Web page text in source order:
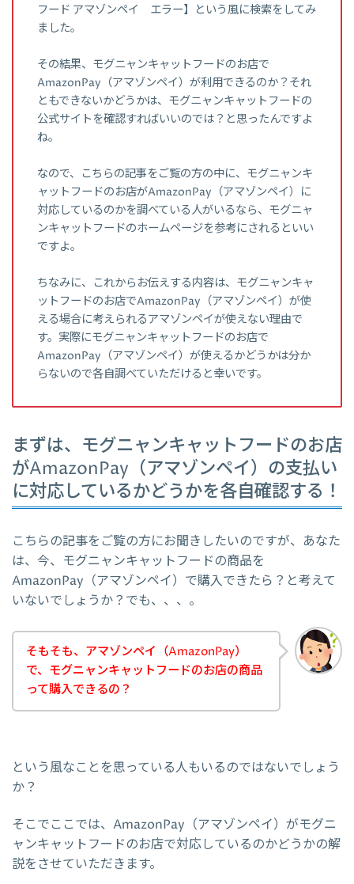
フード アマゾンペイ エラー】という風に検索をしてみ
ました。
その結果、モグニャンキャットフードのお店で
AmazonPay（アマゾンペイ）が利用できるのか？それ
ともできないかどうかは、モグニャンキャットフードの
公式サイトを確認すればいいのでは？と思ったんですよ
ね。
なので、こちらの記事をご覧の方の中に、モグニャンキ
ャットフードのお店がAmazonPay（アマゾンペイ）に
対応しているのかを調べている人がいるなら、モグニャ
ンキャットフードのホームページを参考にされるといい
ですよ。
ちなみに、これからお伝えする内容は、モグニャンキャ
ットフードのお店でAmazonPay（アマゾンペイ）が使
える場合に考えられるアマゾンペイが使えない理由で
す。実際にモグニャンキャットフードのお店で
AmazonPay（アマゾンペイ）が使えるかどうかは分か
らないので各自調べていただけると幸いです。
まずは、モグニャンキャットフードのお店
がAmazonPay（アマゾンペイ）の支払い
に対応しているかどうかを各自確認する！
こちらの記事をご覧の方にお聞きしたいのですが、あなた
は、今、モグニャンキャットフードの商品を
AmazonPay（アマゾンペイ）で購入できたら？と考えて
いないでしょうか？でも、、、。
そもそも、アマゾンペイ（AmazonPay）
で、モグニャンキャットフードのお店の商品
って購入できるの？
という風なことを思っている人もいるのではないでしょう
か？
そこでここでは、AmazonPay（アマゾンペイ）がモグニ
ャンキャットフードのお店で対応しているのかどうかの解
説をさせていただきます。